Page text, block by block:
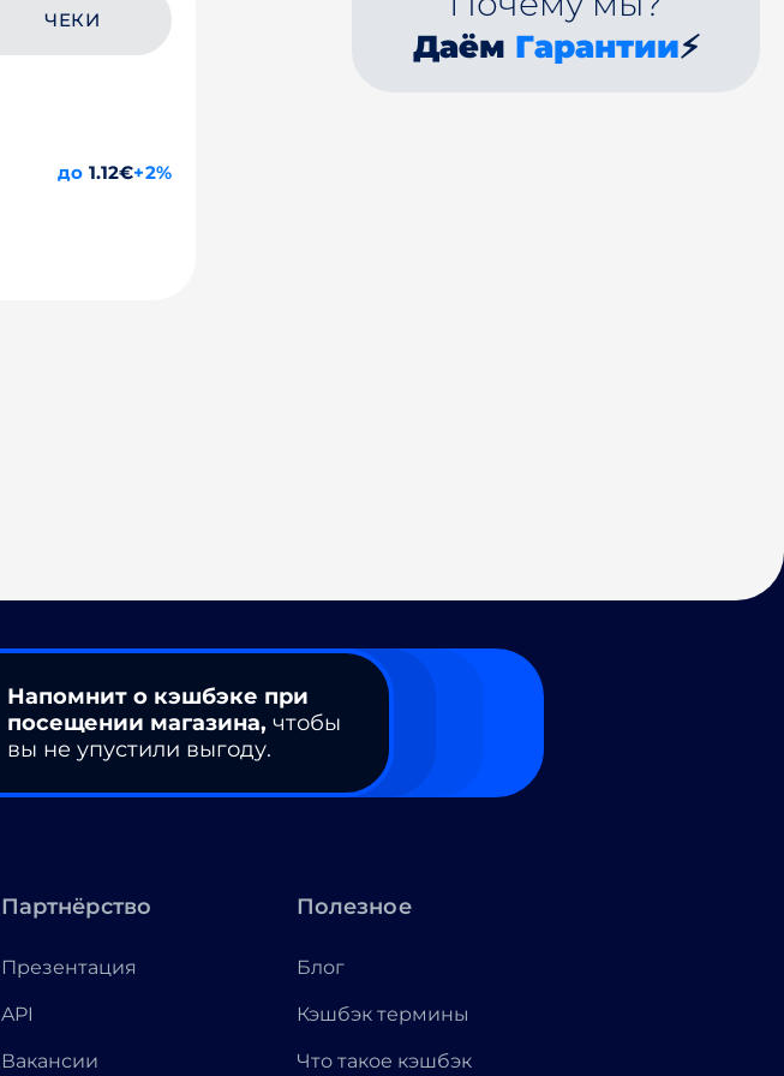
ЧЕКИ
до 1.12€+2%
Даём Гарантии⚡
Напомнит о кэшбэке при
посещении магазина, чтобы
вы не упустили выгоду.
Партнёрство
Презентация
API
Вакансии
Полезное
Блог
Кэшбэк термины
Что такое кэшбэк